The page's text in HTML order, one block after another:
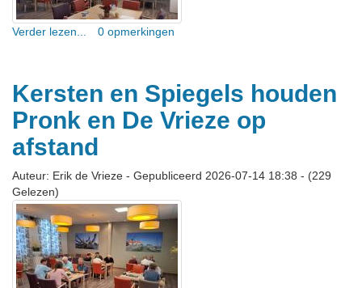
Verder lezen... 0 opmerkingen
Kersten en Spiegels houden
Pronk en De Vrieze op
afstand
Auteur: Erik de Vrieze - Gepubliceerd 2026-07-14 18:38 - (229
Gelezen)